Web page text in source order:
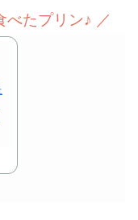
べたプリン♪ ／